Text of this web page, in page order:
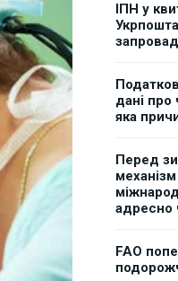
ІПН у
дані про
яка
Перед
адресно
FAO